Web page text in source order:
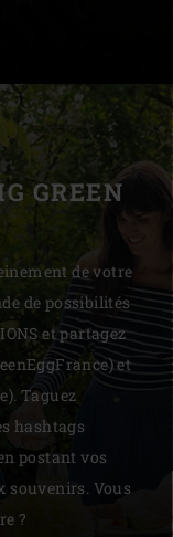
GREEN
de votre
de possibilités
et partagez
et
Taguez
hashtags
postant vos
souvenirs. Vous
?